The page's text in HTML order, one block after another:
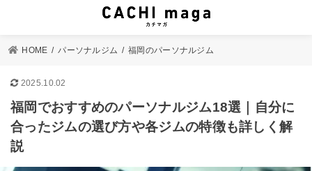
HOME パーソナルジム 福岡のパーソナルジム
2025.10.02
福岡でおすすめのパーソナルジム18選｜自分に
合ったジムの選び方や各ジムの特徴も詳しく解
説